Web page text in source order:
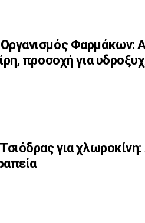
Φαρμάκων:
προσοχή για
για